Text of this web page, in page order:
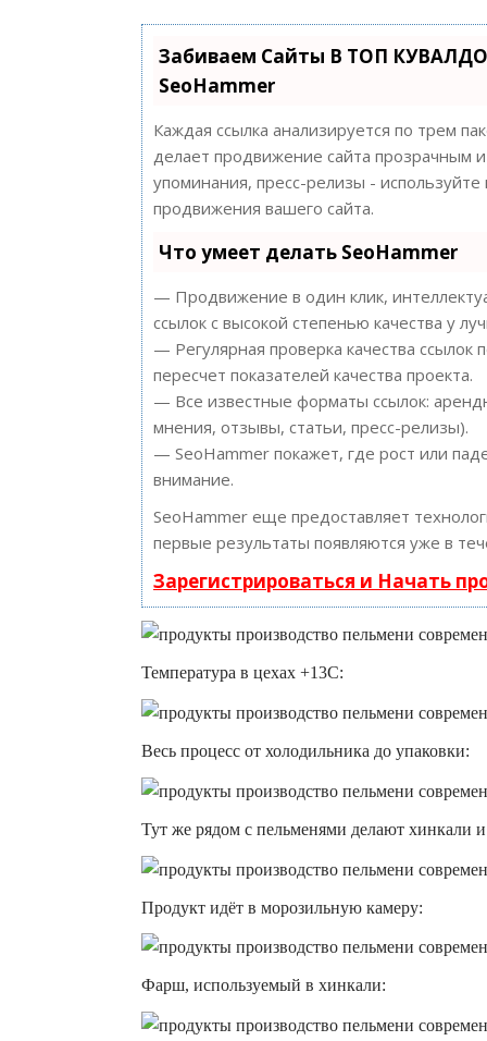
Забиваем Сайты В ТОП
SeoHammer
Каждая ссылка анализируется по трем
делает продвижение сайта прозрачным
упоминания, пресс-релизы -
продвижения вашего сайта.
Что умеет делать SeoHammer
— Продвижение в один клик,
ссылок с высокой степенью качества у
— Регулярная проверка качества
пересчет показателей качества проекта.
— Все известные форматы ссылок:
мнения, отзывы, статьи, пресс-релизы).
— SeoHammer покажет, где рост или
внимание.
SeoHammer еще предоставляет
первые результаты появляются уже в
Зарегистрироваться и Начать
Температура в цехах +13С:
Весь процесс от холодильника до упаковки:
Тут же рядом с пельменями делают хинкали
Продукт идёт в морозильную камеру:
Фарш, используемый в хинкали: